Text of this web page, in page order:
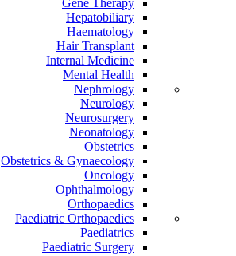
Hepatobiliary
Haematology
Hair Transplant
Internal Medicine
Mental Health
Nephrology
Neurology
Neurosurgery
Neonatology
Obstetrics
Obstetrics & Gynaecology
Oncology
Ophthalmology
Orthopaedics
Paediatric Orthopaedics
Paediatrics
Paediatric Surgery